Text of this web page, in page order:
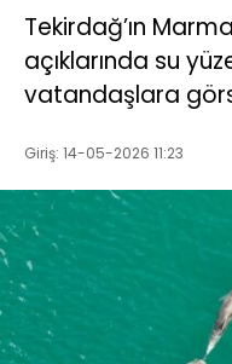
Tekirdağ’ın
açıklarında su
vatandaşlara
Giriş: 14-05-2026 11:23